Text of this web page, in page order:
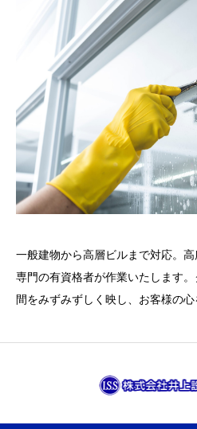
一般建物から高層ビルまで対応。高
専門の有資格者が作業いたします
間をみずみずしく映し、お客様の心